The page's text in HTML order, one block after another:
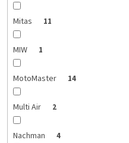
Mitas 11
MIW 1
MotoMaster 14
Multi Air 2
Nachman 4